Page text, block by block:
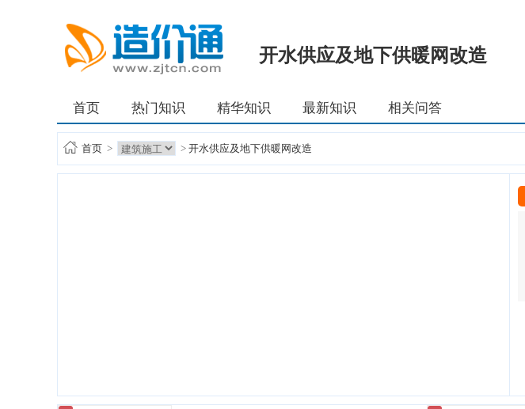
开水供应及地下供暖网改造
首页 热门知识 精华知识 最新知识 相关问答
首页 > > 开水供应及地下供暖网改造